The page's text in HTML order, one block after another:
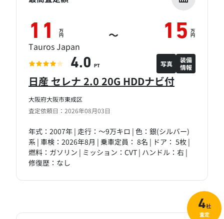
大阪府大阪市東成区
査定依頼日：2026年08月03日
日産 セレナ 2.0 20G HDDナビ付
年式：2007年 | 走行：～9万キロ | 色：銀(シルバー)
系 | 車検：2026年8月 | 乗車定員： 8名 | ドア： 5枚 |
燃料：ガソリン | ミッション：CVT | ハンドル：右 |
修復歴：なし
11 万
円 ～ 15 万
円
Tauros Japan
4.0 PT 写真
装備
情報
4社
査定